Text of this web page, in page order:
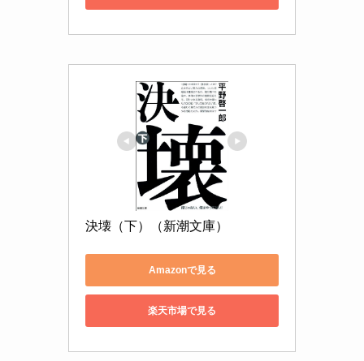
決壊（下）（新潮文庫）
Amazonで見る
楽天市場で見る